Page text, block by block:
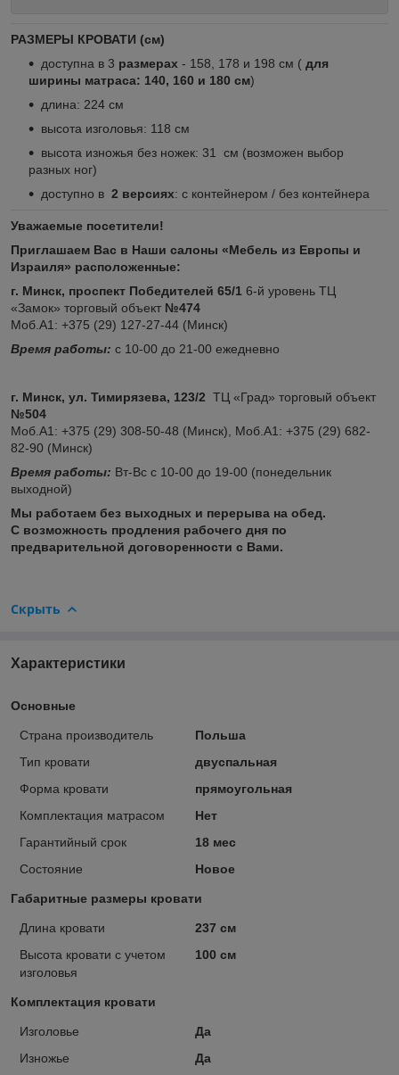
РАЗМЕРЫ КРОВАТИ (см)
доступна в 3 размерах - 158, 178 и 198 см ( для
ширины матраса: 140, 160 и 180 см)
длина: 224 см
высота изголовья: 118 см
высота изножья без ножек: 31 см (возможен выбор
разных ног)
доступно в 2 версиях: с контейнером / без контейнера
Уважаемые посетители!
Приглашаем Вас в Наши салоны «Мебель из Европы и
Израиля» расположенные:
г. Минск, проспект Победителей 65/1 6-й уровень ТЦ
«Замок» торговый объект №474
Моб.А1: +375 (29) 127-27-44 (Минск)
Время работы: с 10-00 до 21-00 ежедневно
г. Минск, ул. Тимирязева, 123/2 ТЦ «Град» торговый объект
№504
Моб.А1: +375 (29) 308-50-48 (Минск), Моб.А1: +375 (29) 682-
82-90 (Минск)
Время работы: Вт-Вс с 10-00 до 19-00 (понедельник
выходной)
Мы работаем без выходных и перерыва на обед.
С возможность продления рабочего дня по
предварительной договоренности с Вами.
Скрыть
Характеристики
Основные
Страна производитель
Польша
Тип кровати
двуспальная
Форма кровати
прямоугольная
Комплектация матрасом
Нет
Гарантийный срок
18 мес
Состояние
Новое
Габаритные размеры кровати
Длина кровати
237 см
Высота кровати с учетом
изголовья
100 см
Комплектация кровати
Изголовье
Да
Изножье
Да